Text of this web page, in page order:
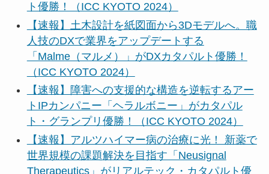
ト優勝！（ICC KYOTO 2024）
【速報】土木設計を紙図面から3Dモデルへ。職
人技のDXで業界をアップデートする
「Malme（マルメ）」がDXカタパルト優勝！
（ICC KYOTO 2024）
【速報】障害への支援的な構造を逆転するアー
トIPカンパニー「ヘラルボニー」がカタパル
ト・グランプリ優勝！（ICC KYOTO 2024）
【速報】アルツハイマー病の治療に光！ 新薬で
世界規模の課題解決を目指す「Neusignal
Therapeutics」がリアルテック・カタパルト優